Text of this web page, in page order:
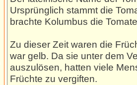
Ursprünglich stammt die
brachte Kolumbus die
Zu dieser Zeit waren die
war gelb. Da sie unter dem
auszulösen, hatten viele
Früchte zu vergiften.